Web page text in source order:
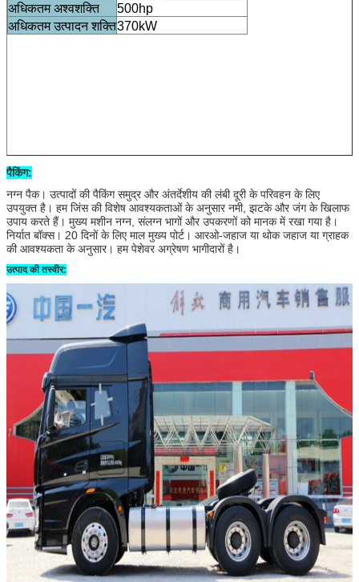
अधिकतम अश्वशक्ति
500hp
अधिकतम उत्पादन शक्ति370kW
पैकिंग:
नग्न पैक। उत्पादों की पैकिंग समुद्र और अंतर्देशीय की लंबी दूरी के परिवहन के लिए
उपयुक्त है। हम जिंस की विशेष आवश्यकताओं के अनुसार नमी, झटके और जंग के खिलाफ
उपाय करते हैं। मुख्य मशीन नग्न, संलग्न भागों और उपकरणों को मानक में रखा गया है।
निर्यात बॉक्स। 20 दिनों के लिए माल मुख्य पोर्ट। आरओ-जहाज या थोक जहाज या ग्राहक
की आवश्यकता के अनुसार। हम पेशेवर अग्रेषण भागीदारों है।
उत्पाद की तस्वीर: